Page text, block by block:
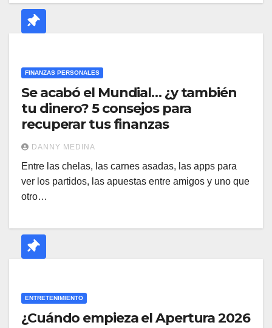
FINANZAS PERSONALES
Se acabó el Mundial… ¿y también
tu dinero? 5 consejos para
recuperar tus finanzas
DANNY MEDINA
Entre las chelas, las carnes asadas, las apps para
ver los partidos, las apuestas entre amigos y uno que
otro…
ENTRETENIMIENTO
¿Cuándo empieza el Apertura 2026